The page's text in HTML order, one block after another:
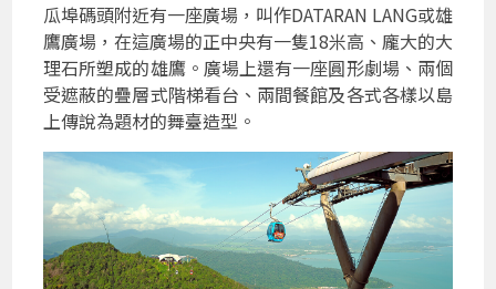
瓜埠碼頭附近有一座廣場，叫作DATARAN LANG或雄
鷹廣場，在這廣場的正中央有一隻18米高、龐大的大
理石所塑成的雄鷹。廣場上還有一座圓形劇場、兩個
受遮蔽的疊層式階梯看台、兩間餐館及各式各樣以島
上傳說為題材的舞臺造型。